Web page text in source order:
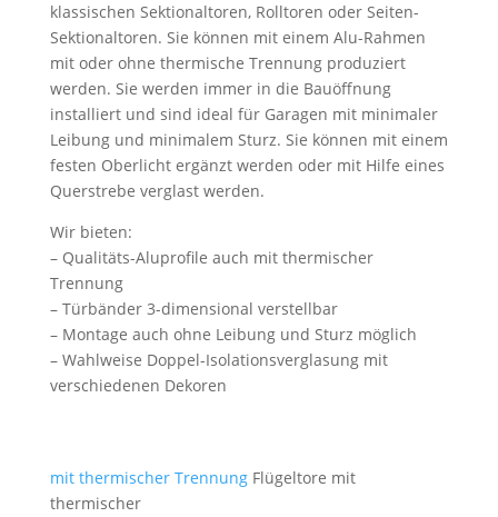
klassischen Sektionaltoren, Rolltoren oder Seiten-
Sektionaltoren. Sie können mit einem Alu-Rahmen
mit oder ohne thermische Trennung produziert
werden. Sie werden immer in die Bauöffnung
installiert und sind ideal für Garagen mit minimaler
Leibung und minimalem Sturz. Sie können mit einem
festen Oberlicht ergänzt werden oder mit Hilfe eines
Querstrebe verglast werden.
Wir bieten:
– Qualitäts-Aluprofile auch mit thermischer
Trennung
– Türbänder 3-dimensional verstellbar
– Montage auch ohne Leibung und Sturz möglich
– Wahlweise Doppel-Isolationsverglasung mit
verschiedenen Dekoren
mit thermischer TrennungFlügeltore mit
thermischer